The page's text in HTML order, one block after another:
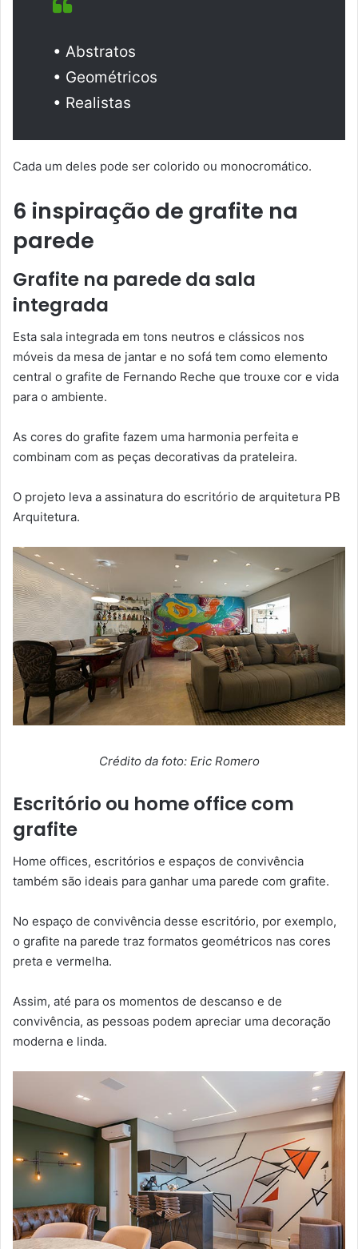
• Abstratos
• Geométricos
• Realistas
Cada um deles pode ser colorido ou monocromático.
6 inspiração de grafite na
parede
Grafite na parede da sala
integrada
Esta sala integrada em tons neutros e clássicos nos
móveis da mesa de jantar e no sofá tem como elemento
central o grafite de Fernando Reche que trouxe cor e vida
para o ambiente.
As cores do grafite fazem uma harmonia perfeita e
combinam com as peças decorativas da prateleira.
O projeto leva a assinatura do escritório de arquitetura PB
Arquitetura.
Crédito da foto: Eric Romero
Escritório ou home office com
grafite
Home offices, escritórios e espaços de convivência
também são ideais para ganhar uma parede com grafite.
No espaço de convivência desse escritório, por exemplo,
o grafite na parede traz formatos geométricos nas cores
preta e vermelha.
Assim, até para os momentos de descanso e de
convivência, as pessoas podem apreciar uma decoração
moderna e linda.